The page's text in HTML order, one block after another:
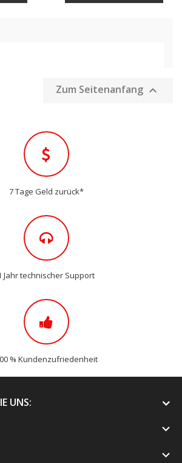
Zum Seitenanfang 
7 Tage Geld zurück*
Jahr technischer Support
% Kundenzufriedenheit
UNS:

